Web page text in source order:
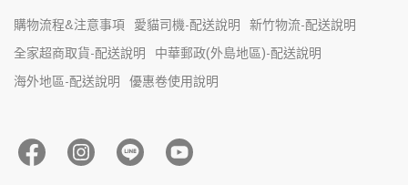
購物流程&注意事項 愛貓司機-配送說明
新竹物流-配送說明
全家超商取貨-配送說明
中華郵政(外島地區)-配送說明
海外地區-配送說明
優惠卷使用說明